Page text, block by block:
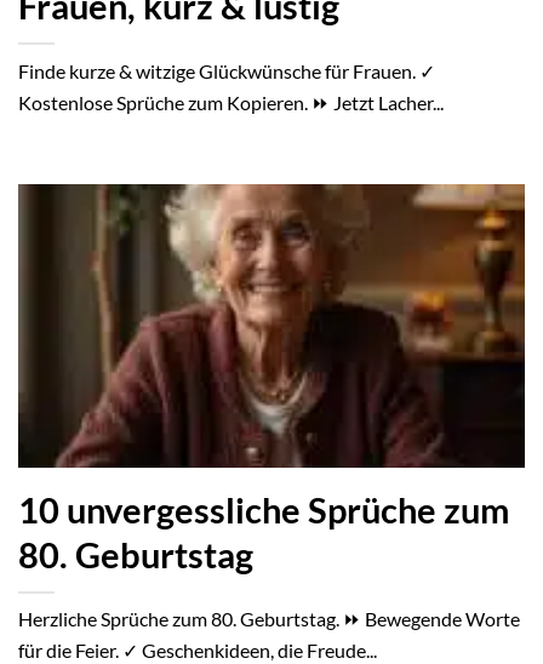
Finde kurze & witzige Glückwünsche für Frauen. ✓
Kostenlose Sprüche zum Kopieren. ⏩ Jetzt Lacher...
10 unvergessliche Sprüche zum
80. Geburtstag
Herzliche Sprüche zum 80. Geburtstag. ⏩ Bewegende Worte
für die Feier. ✓ Geschenkideen, die Freude...